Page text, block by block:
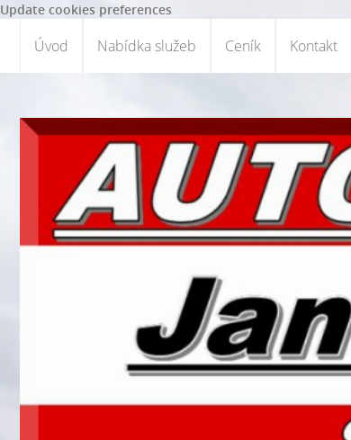
Update cookies preferences
Úvod Nabídka služeb Ceník Kontakt